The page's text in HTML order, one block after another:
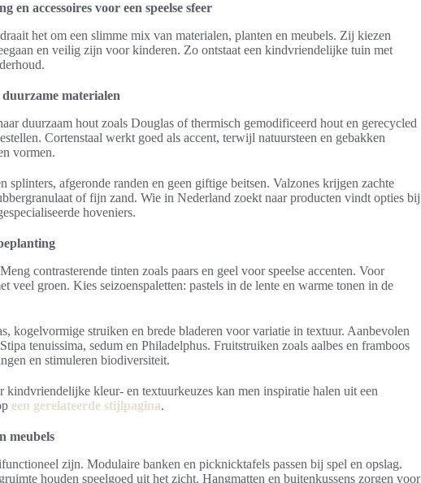
en accessoires voor een speelse sfeer
het om een slimme mix van materialen, planten en meubels. Zij kiezen
en veilig zijn voor kinderen. Zo ontstaat een kindvriendelijke tuin met
materialen
duurzaam hout zoals Douglas of thermisch gemodificeerd hout en gerecycled
Cortenstaal werkt goed als accent, terwijl natuursteen en gebakken
vormen.
splinters, afgeronde randen en geen giftige beitsen. Valzones krijgen zachte
of fijn zand. Wie in Nederland zoekt naar producten vindt opties bij
hoveniers.
contrasterende tinten zoals paars en geel voor speelse accenten. Voor
veel groen. Kies seizoenspaletten: pastels in de lente en warme tonen in de
kogelvormige struiken en brede bladeren voor variatie in textuur. Aanbevolen
tenuissima, sedum en Philadelphus. Fruitstruiken zoals aalbes en framboos
en stimuleren biodiversiteit.
kindvriendelijke kleur- en textuurkeuzes kan men inspiratie halen uit een
een gerelateerde stijlpagina.
meubels
zijn. Modulaire banken en picknicktafels passen bij spel en opslag.
houden speelgoed uit het zicht. Hangmatten en buitenkussens zorgen voor